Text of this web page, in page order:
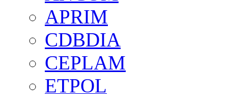
APRIM
CDBDIA
CEPLAM
ETPOL